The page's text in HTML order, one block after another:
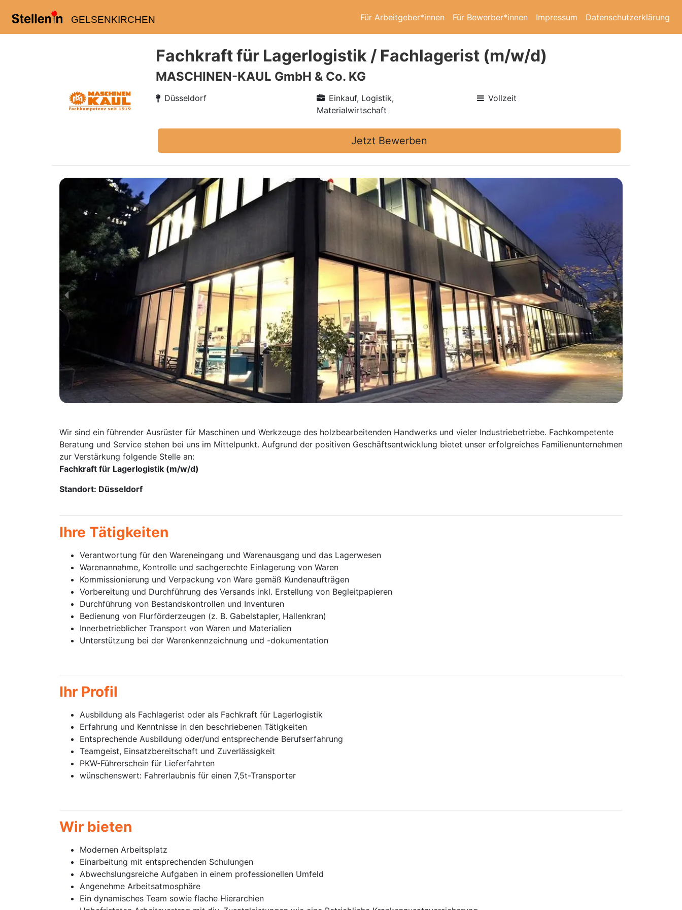
GELSENKIRCHEN Für Arbeitgeber*innen Für Bewerber*innen Impressum Datenschutzerklärung
Fachkraft für Lagerlogistik / Fachlagerist (m/w/d)
MASCHINEN-KAUL GmbH & Co. KG
Düsseldorf
Einkauf, Logistik,
Materialwirtschaft
Vollzeit
Jetzt Bewerben
Wir sind ein führender Ausrüster für Maschinen und Werkzeuge des holzbearbeitenden Handwerks und vieler Industriebetriebe. Fachkompetente
Beratung und Service stehen bei uns im Mittelpunkt. Aufgrund der positiven Geschäftsentwicklung bietet unser erfolgreiches Familienunternehmen
zur Verstärkung folgende Stelle an:
Fachkraft für Lagerlogistik (m/w/d)
Standort: Düsseldorf
Ihre Tätigkeiten
Verantwortung für den Wareneingang und Warenausgang und das Lagerwesen
Warenannahme, Kontrolle und sachgerechte Einlagerung von Waren
Kommissionierung und Verpackung von Ware gemäß Kundenaufträgen
Vorbereitung und Durchführung des Versands inkl. Erstellung von Begleitpapieren
Durchführung von Bestandskontrollen und Inventuren
Bedienung von Flurförderzeugen (z. B. Gabelstapler, Hallenkran)
Innerbetrieblicher Transport von Waren und Materialien
Unterstützung bei der Warenkennzeichnung und -dokumentation
Ihr Profil
Ausbildung als Fachlagerist oder als Fachkraft für Lagerlogistik
Erfahrung und Kenntnisse in den beschriebenen Tätigkeiten
Entsprechende Ausbildung oder/und entsprechende Berufserfahrung
Teamgeist, Einsatzbereitschaft und Zuverlässigkeit
PKW-Führerschein für Lieferfahrten
wünschenswert: Fahrerlaubnis für einen 7,5t-Transporter
Wir bieten
Modernen Arbeitsplatz
Einarbeitung mit entsprechenden Schulungen
Abwechslungsreiche Aufgaben in einem professionellen Umfeld
Angenehme Arbeitsatmosphäre
Ein dynamisches Team sowie flache Hierarchien